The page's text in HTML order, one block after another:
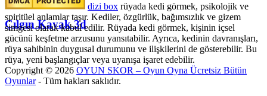
Çılgın Kayak 3d
dizi box rüyada kedi görmek​, psikolojik ve
spiritüel anlamlar taşır. Kediler, özgürlük, bağımsızlık ve gizem
simgesi olarak kabul edilir. Rüyada kedi görmek, kişinin içsel
gücünü keşfetme arzusunu yansıtabilir. Ayrıca, kedinin davranışları,
rüya sahibinin duygusal durumunu ve ilişkilerini de gösterebilir. Bu
rüya, yeni başlangıçlar veya uyanışa işaret edebilir.
Copyright © 2026 OYUN SKOR – Oyun Oyna Ücretsiz Bütün
Oyunlar- Tüm hakları saklıdır.